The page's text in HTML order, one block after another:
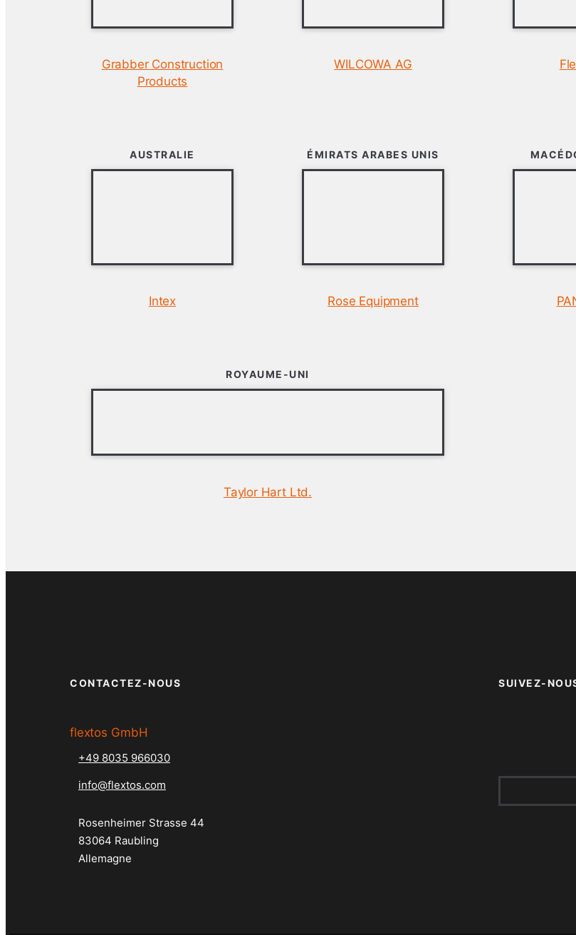
Grabber Construction
Products
WILCOWA AG
AUSTRALIE
Intex
ÉMIRATS ARABES UNIS
Rose Equipment
ROYAUME-UNI
Taylor Hart Ltd.
CONTACTEZ-NOUS
flextos GmbH
+49 8035 966030
info@flextos.com
Rosenheimer Strasse 44
83064 Raubling
Allemagne
SUIVEZ-